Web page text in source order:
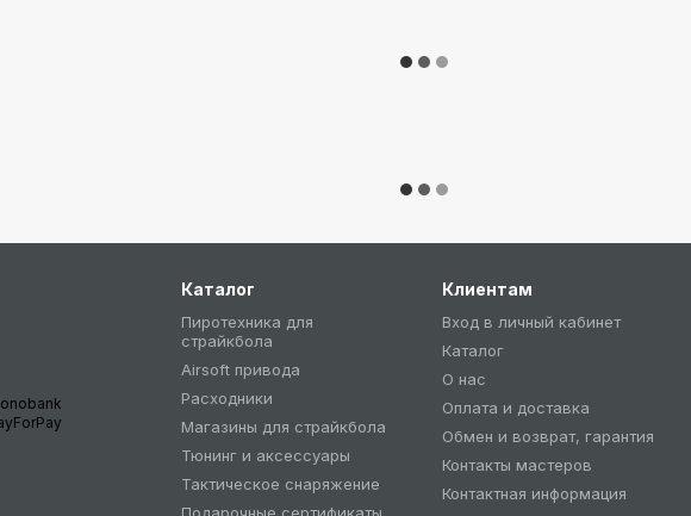
Каталог
Пиротехника для
страйкбола
Airsoft привода
Расходники
Магазины для страйкбола
Тюнинг и аксессуары
Тактическое снаряжение
Клиентам
Вход в личный кабинет
Каталог
О нас
Оплата и доставка
Обмен и возврат, гарантия
Контакты мастеров
Контактная информация